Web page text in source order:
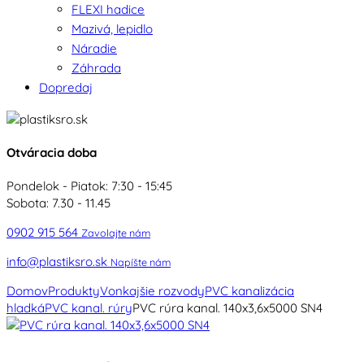
FLEXI hadice
Mazivá, lepidlo
Náradie
Záhrada
Dopredaj
Otváracia doba
Pondelok - Piatok: 7:30 - 15:45
Sobota: 7.30 - 11.45
0902 915 564 Zavolajte nám
info@plastiksro.sk Napíšte nám
DomovProduktyVonkajšie rozvodyPVC kanalizácia
hladkáPVC kanal. rúryPVC rúra kanal. 140x3,6x5000 SN4